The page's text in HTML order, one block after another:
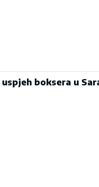
uspjeh boksera u